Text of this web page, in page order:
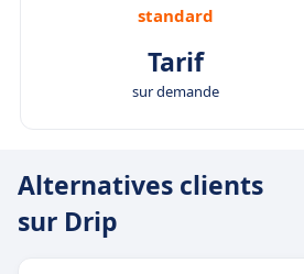
standard
Tarif
sur demande
Alternatives clients
sur Drip